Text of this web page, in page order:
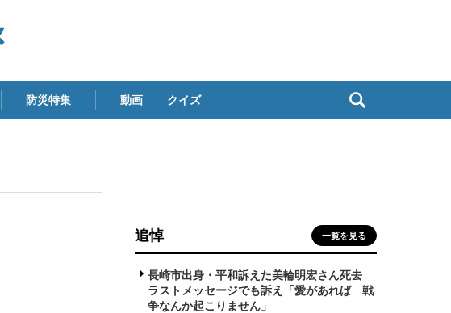
防災特集 動画 クイズ
追悼 一覧を見る
長崎市出身・平和訴えた美輪明宏さん死去
ラストメッセージでも訴え「愛があれば 戦
争なんか起こりません」